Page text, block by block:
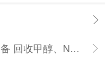
、乙酯，降低生产成本